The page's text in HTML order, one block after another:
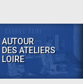
AUTOUR
DES ATELIERS
LOIRE